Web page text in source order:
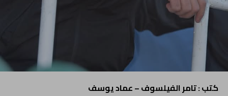
كتب : تامر الفيلسوف – عماد يوسف